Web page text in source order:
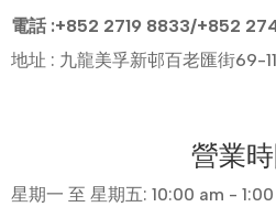
電話 :+852 2719 8833/+852
地址 : 九龍美孚新邨百老匯街69-
營業
星期一 至 星期五: 10:00 am -